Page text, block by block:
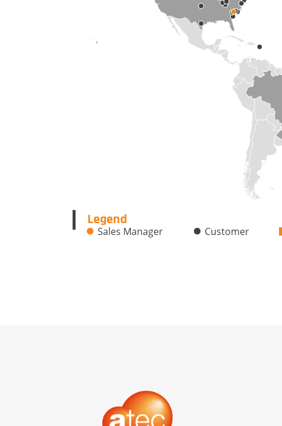
Legend
Sales Manager Customer